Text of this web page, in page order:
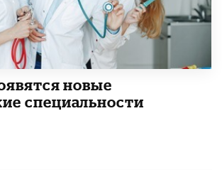
новые
специальности